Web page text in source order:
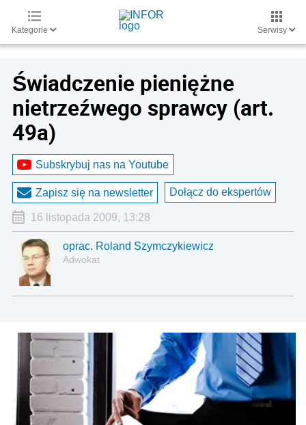
Kategorie Serwisy
Świadczenie pieniężne
nietrzeźwego sprawcy (art.
49a)
Subskrybuj nas na Youtube
Zapisz się na newsletter Dołącz do ekspertów
16 listopada 2009, 13:28
oprac. Roland Szymczykiewicz
Adwokat